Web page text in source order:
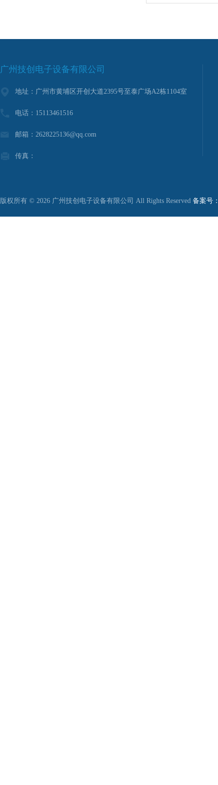
广州技创电子设备有限公司
地址：广州市黄埔区开创大道2395号至泰广场A2栋1104室
电话：15113461516
邮箱：2628225136@qq.com
传真：
版权所有 © 2026 广州技创电子设备有限公司 All Rights Reserved 备案号